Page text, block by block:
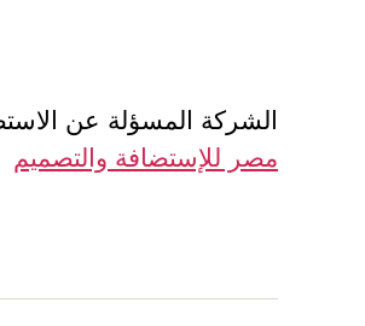
الشركة المسؤلة عن
مصر للإستضافة والتصميم